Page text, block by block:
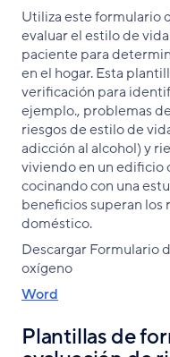
Utiliza este formulario
evaluar el estilo de
paciente para
en el hogar. Esta
verificación para
ejemplo., problemas
riesgos de estilo de
adicción al alcohol) y
viviendo en un edificio
cocinando con una
beneficios superan los
doméstico.
Descargar Formulario
oxígeno
Word
Plantillas de